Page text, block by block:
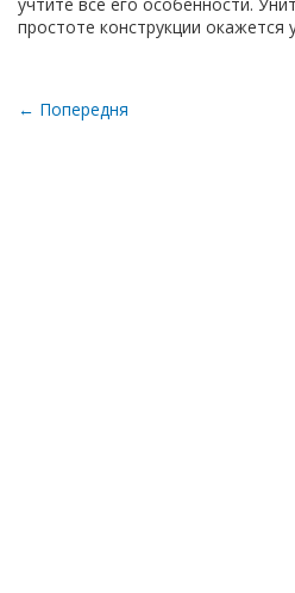
простоте конструкции
← Попередня